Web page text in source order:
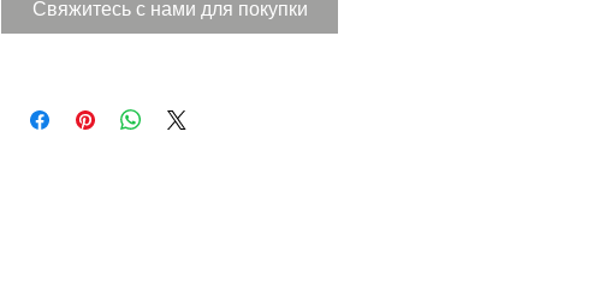
Свяжитесь с нами для покупки